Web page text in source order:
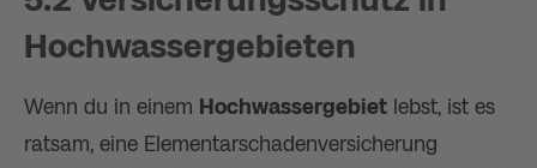
Hochwassergebieten
Wenn du in einem Hochwassergebiet lebst, ist es
ratsam, eine Elementarschadenversicherung